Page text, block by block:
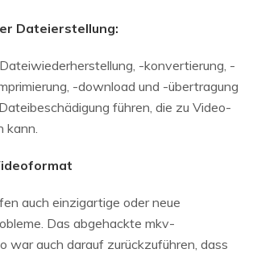
Dateierstellung:
-konvertierung, -
-download und -übertragung
führen, die zu Video-
kann.
auch einzigartige oder neue
Das abgehackte mkv-
war auch darauf zurückzuführen, dass